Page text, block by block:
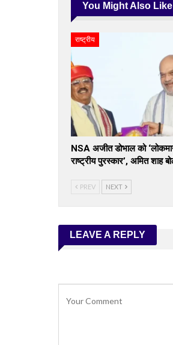
You Might Also Like
राष्ट्रीय
NSA अजीत डोभाल को
राष्ट्रीय पुरस्कार’, अमित शाह
PREV NEXT
LEAVE A REPLY